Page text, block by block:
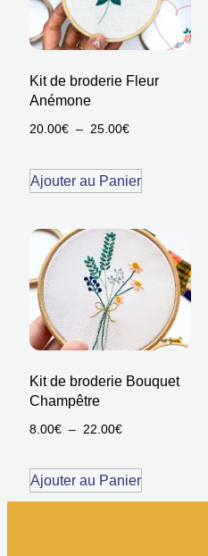
Kit de broderie Fleur
Anémone
20.00€ – 25.00€
Ajouter au Panier
Kit de broderie Bouquet
Champêtre
8.00€ – 22.00€
Ajouter au Panier